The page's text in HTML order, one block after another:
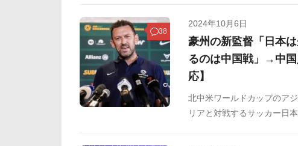
38
2024年10月6日
豪州の新監督「日本
るのは中国戦」→中
応】
北中米ワールドカップのア
リアと対戦するサッカー日